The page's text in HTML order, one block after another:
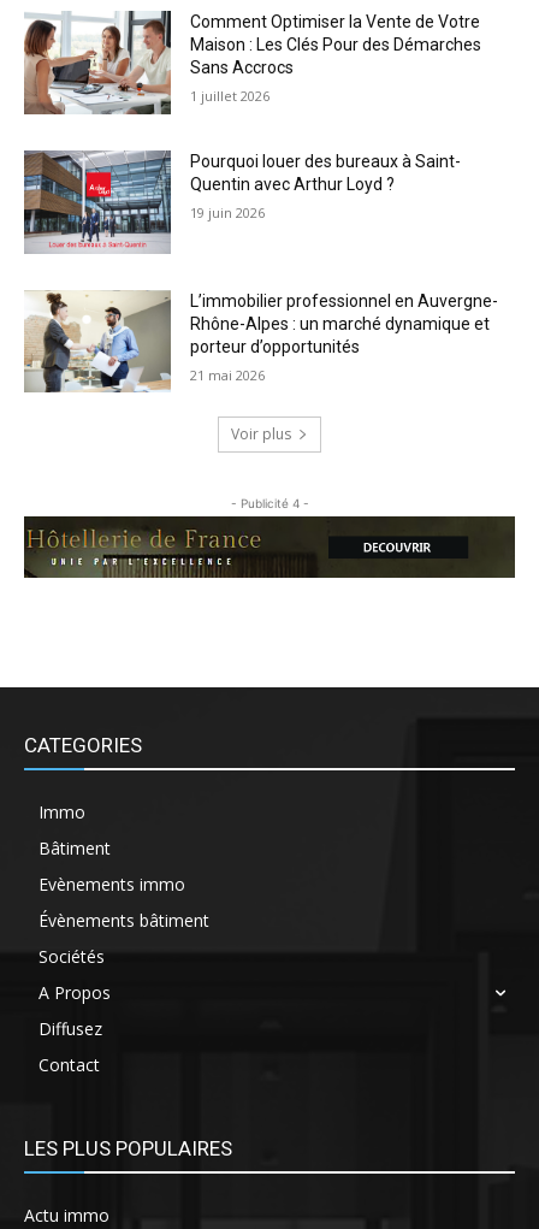
Comment Optimiser la Vente de Votre
Maison : Les Clés Pour des Démarches
Sans Accrocs
1 juillet 2026
Pourquoi louer des bureaux à Saint-
Quentin avec Arthur Loyd ?
19 juin 2026
L’immobilier professionnel en Auvergne-
Rhône-Alpes : un marché dynamique et
porteur d’opportunités
21 mai 2026
Voir plus
- Publicité 4 -
CATEGORIES
Immo
Bâtiment
Evènements immo
Évènements bâtiment
Sociétés
A Propos
Diffusez
Contact
LES PLUS POPULAIRES
Actu immo